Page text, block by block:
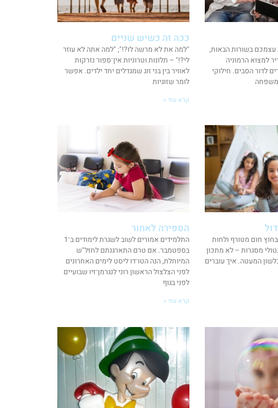
בשורות הבאות,
למצוא הרמוניה
לדור הסבים. חילוקי
משפחה
ככה זה כשיש שניים
"למה את לא מרשה לו?!"; "למה אתה לא עוזר
לי?!" – תלונות וטרוניות אין־ספור נזרקות
לאוויר בין בני זוג שמגדלים יחד ילדים. אפשר
לומר שזוגיות
קרא עוד »
חום מטורף ולחות
מסגרות – לא מתכון
המעטה. איך עוברים
הספירה לאחור
התלמידים אמורים לשוב לשגרת לימודים ב־1
בספטמבר. אם טרם התארגנתם לחזל"ש
המיוחלת, הנה הטו־דו ליסט לימים האחרונים
לפני הצלצול הראשון רוני לנגרמן־זיו שבועיים
לפני בגוף
קרא עוד »